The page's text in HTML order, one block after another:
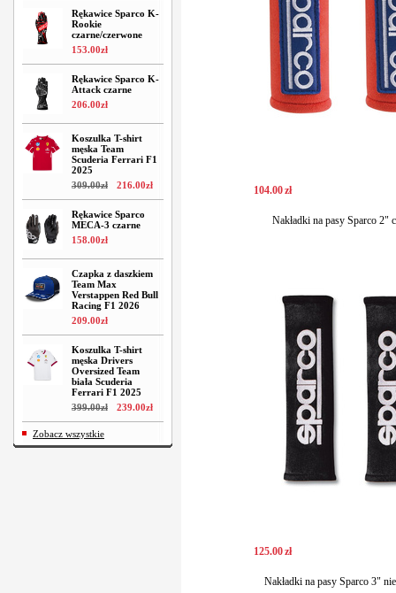
Rękawice Sparco K-
Rookie
czarne/czerwone
153.00zł
Rękawice Sparco K-
Attack czarne
206.00zł
Koszulka T-shirt
męska Team
Scuderia Ferrari F1
2025
309.00zł 216.00zł
Rękawice Sparco
MECA-3 czarne
158.00zł
Czapka z daszkiem
Team Max
Verstappen Red Bull
Racing F1 2026
209.00zł
Koszulka T-shirt
męska Drivers
Oversized Team
biała Scuderia
Ferrari F1 2025
399.00zł 239.00zł
Zobacz wszystkie
104.00zł
Nakładki na pasy Sparco 2"
125.00zł
Nakładki na pasy Sparco 3"